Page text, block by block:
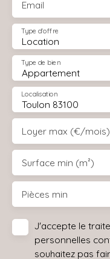
Email
Location
Type d'offre
Appartement
Type de bien
Toulon 83100
Localisation
Loyer max (€/mois)
Surface min (m²)
Pièces min
J'accepte le
personnelles
souhaitez pas